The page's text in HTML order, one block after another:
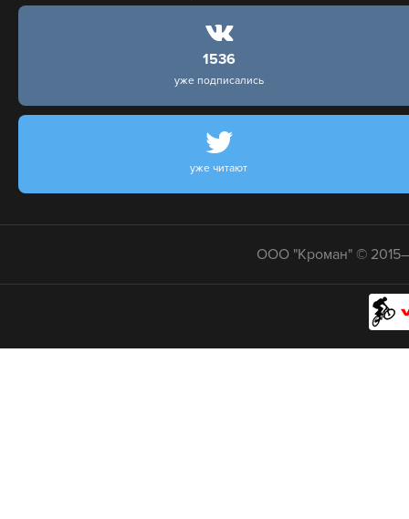
1536
уже подписались
уже читают
ООО "Кроман" ©